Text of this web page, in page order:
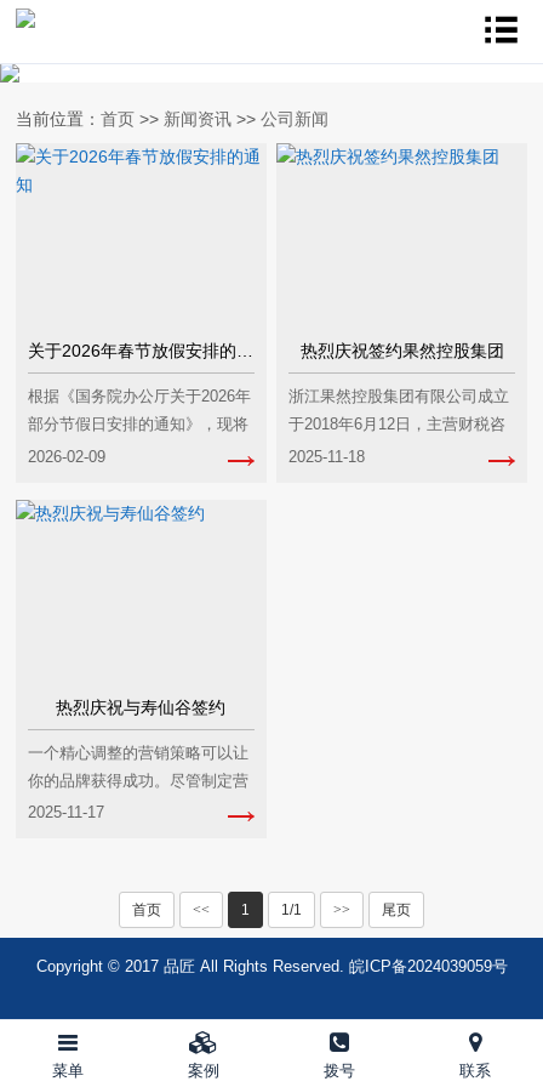
当前位置： 首页 >> 新闻资讯 >> 公司新闻
根据《国务院办公厅关于2026年
部分节假日安排的通知》，现将
我司2026年春节放假安排通知如
周二）至2026年2月23日（农历
2026-02-09
热烈庆祝签约果然控股集团
浙江果然控股集团有限公司成立
于2018年6月12日，主营财税咨
询、税务筹划、工商注册、知识
2025-11-18
热烈庆祝与寿仙谷签约
一个精心调整的营销策略可以让
你的品牌获得成功。尽管制定营
销策略的原则保持不变，但仅在
频。因此，例如，你需要···
2025-11-17
首页 << 1 1/1 >> 尾页
Copyright © 2017 品匠 All Rights Reserved. 皖ICP备2024039059号
菜单 案例 拨号 联系